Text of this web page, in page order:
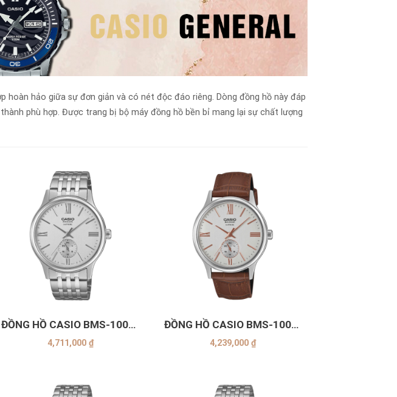
hoàn hảo giữa sự đơn giản và có nét độc đáo riêng. Dòng đồng hồ này đáp
phù hợp. Được trang bị bộ máy đồng hồ bền bỉ mang lại sự chất lượng
ĐỒNG HỒ CASIO BMS-100D-
7AVDF
4,711,000 ₫
ĐỒNG HỒ CASIO BMS-100L-
5AVDF
4,239,000 ₫